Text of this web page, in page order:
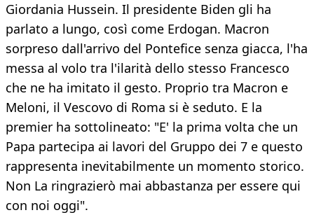
Giordania Hussein. Il presidente Biden gli ha
parlato a lungo, così come Erdogan. Macron
sorpreso dall'arrivo del Pontefice senza giacca, l'ha
messa al volo tra l'ilarità dello stesso Francesco
che ne ha imitato il gesto. Proprio tra Macron e
Meloni, il Vescovo di Roma si è seduto. E la
premier ha sottolineato: "E' la prima volta che un
Papa partecipa ai lavori del Gruppo dei 7 e questo
rappresenta inevitabilmente un momento storico.
Non La ringrazierò mai abbastanza per essere qui
con noi oggi".